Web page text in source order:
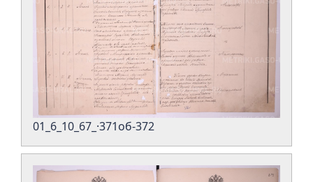
01_6_10_67_·371об-372